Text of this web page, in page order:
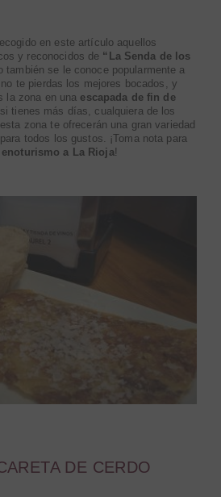
en este artículo aquellos
y reconocidos de “La Senda de los
también se le conoce popularmente a
te pierdas los mejores bocados, y
la zona en una escapada de fin de
si tienes más días, cualquiera de los
zona te ofrecerán una gran variedad
todos los gustos. ¡Toma nota para
enoturismo a La Rioja!
DE CERDO